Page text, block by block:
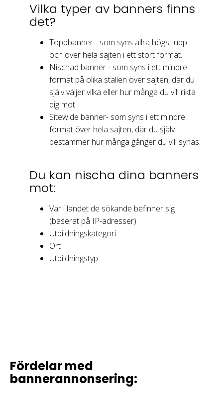
Vilka typer av banners finns
det?
Toppbanner - som syns allra högst upp
och över hela sajten i ett stort format.
Nischad banner - som syns i ett mindre
format på olika ställen över sajten, där du
själv väljer vilka eller hur många du vill rikta
dig mot.
Sitewide banner- som syns i ett mindre
format över hela sajten, där du själv
bestämmer hur många gånger du vill synas.
Du kan nischa dina banners
mot:
Var i landet de sökande befinner sig
(baserat på IP-adresser)
Utbildningskategori
Ort
Utbildningstyp
Fördelar med
bannerannonsering: